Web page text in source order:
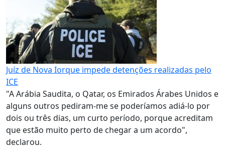
Juíz de Nova Iorque impede detenções realizadas pelo
ICE
"A Arábia Saudita, o Qatar, os Emirados Árabes Unidos e
alguns outros pediram-me se poderíamos adiá-lo por
dois ou três dias, um curto período, porque acreditam
que estão muito perto de chegar a um acordo",
declarou.